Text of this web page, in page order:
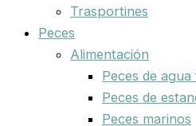
Trasportines
Peces
Alimentación
Peces de agua
Peces de
Peces marinos